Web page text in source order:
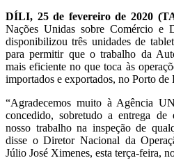
DÍLI, 25 de fevereiro de 2020
Nações Unidas sobre Comércio e
disponibilizou três unidades de
para permitir que o trabalho da
mais eficiente no que toca às
importados e exportados, no Porto de
“Agradecemos muito à Agência
concedido, sobretudo a entrega de
nosso trabalho na inspeção de
disse o Diretor Nacional da
Júlio José Ximenes, esta terça-feira,